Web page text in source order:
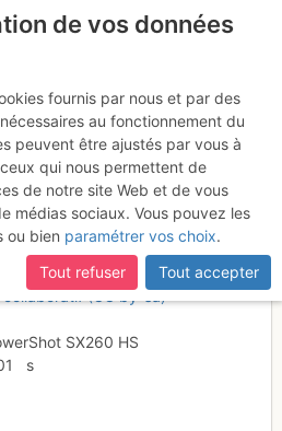
depuis
traversée
collaboratif (CC by-sa)
SX260 HS
s
de vos données
fournis par nous et par des
au fonctionnement du
peuvent être ajustés par vous à
qui nous permettent de
de notre site Web et de vous
médias sociaux. Vous pouvez les
ou bien paramétrer vos choix.
Tout refuser
Tout accepter